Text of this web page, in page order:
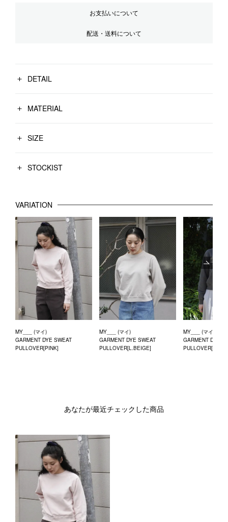
お支払いについて
配送・送料について
DETAIL
MATERIAL
SIZE
STOCKIST
VARIATION
MY___ (マイ)
GARMENT DYE SWEAT
PULLOVER[PINK]
MY___ (マイ)
GARMENT DYE SWEAT
PULLOVER[L.BEIGE]
MY___ (マイ)
GARMENT DYE
PULLOVER[SUMI]
あなたが最近チェックした商品